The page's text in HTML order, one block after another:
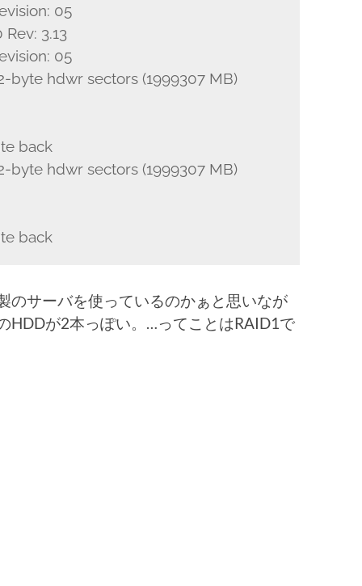
05
3.13
05
byte hdwr sectors (1999307 MB)
back
byte hdwr sectors (1999307 MB)
back
のサーバを使っているのかぁと思いなが
HDDが2本っぽい。…ってことはRAID1で